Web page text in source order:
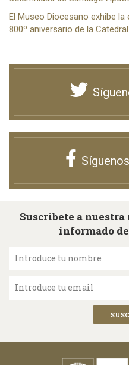
El Museo Diocesano exhibe
800º aniversario de la
Suscríbete a
informado
Introduce tu nombre
Introduce tu email